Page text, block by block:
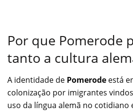
Por que Pomerode
tanto a cultura
A identidade de Pomerode está
colonização por imigrantes
uso da língua alemã no cotidiano